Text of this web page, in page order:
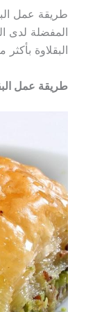
طريقة عمل
المفضلة لدى
البقلاوة
طريقة عمل